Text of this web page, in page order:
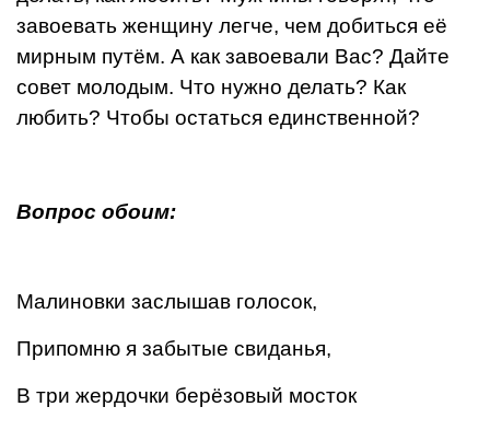
завоевать женщину легче, чем добиться её
мирным путём. А как завоевали Вас? Дайте
совет молодым. Что нужно делать? Как
любить? Чтобы остать­ся единственной?
Вопрос обоим:
Малиновки заслышав голосок,
Припомню я забытые свиданья,
В три жердочки берёзовый мосток